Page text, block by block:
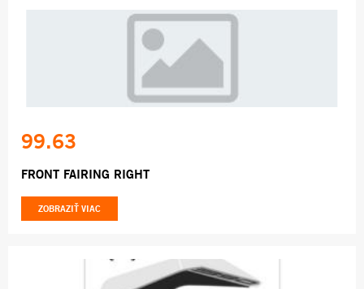
99.63
FRONT FAIRING RIGHT
ZOBRAZIŤ VIAC